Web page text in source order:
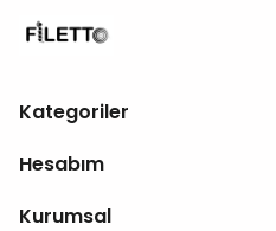
Kategoriler
Hesabım
Kurumsal